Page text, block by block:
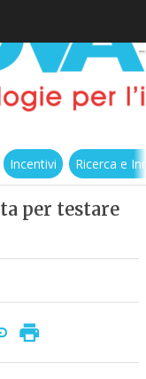
Incentivi Ricerca e
per testare